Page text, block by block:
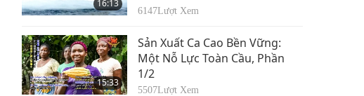
16:13
6147Lượt Xem
15:33
Sản Xuất Ca Cao Bền Vững:
Một Nỗ Lực Toàn Cầu, Phần
1/2
5507Lượt Xem